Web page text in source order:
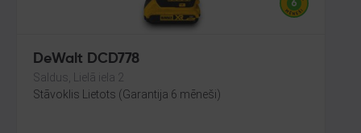
DeWalt DCD778
Saldus, Lielā iela 2
Stāvoklis Lietots (Garantija 6 mēneši)